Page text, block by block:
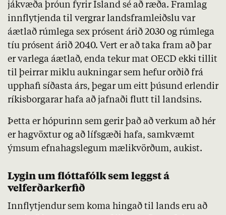
jákvæða þróun fyrir Ísland sé að ræða. Framlag
innflytjenda til vergrar landsframleiðslu var
áætlað rúmlega sex prósent árið 2030 og rúmlega
tíu prósent árið 2040. Vert er að taka fram að þar
er varlega áætlað, enda tekur mat OECD ekki tillit
til þeirrar miklu aukningar sem hefur orðið frá
upphafi síðasta árs, þegar um eitt þúsund erlendir
ríkisborgarar hafa að jafnaði flutt til landsins.
Þetta er hópurinn sem gerir það að verkum að hér
er hagvöxtur og að lífsgæði hafa, samkvæmt
ýmsum efnahagslegum mælikvörðum, aukist.
Lygin um flóttafólk sem leggst á
velferðarkerfið
Innflytjendur sem koma hingað til lands eru að